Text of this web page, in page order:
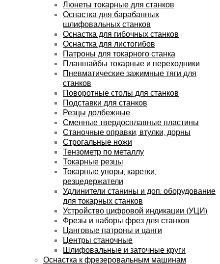
Люнеты токарные для станков
Оснастка для барабанных
шлифовальных станков
Оснастка для гибочных станков
Оснастка для листогибов
Патроны для токарного станка
Планшайбы токарные и переходники
Пневматические зажимные тяги для
станков
Поворотные столы для станков
Подставки для станков
Резцы долбежные
Сменные твердосплавные пластины
Станочные оправки, втулки, дорны
Строгальные ножи
Тензометр по металлу
Токарные резцы
Токарные упоры, каретки,
резцедержатели
Удлинители станины и доп. оборудование
для токарных станков
Устройство цифровой индикации (УЦИ)
Фрезы и наборы фрез для станков
Цанговые патроны и цанги
Центры станочные
Шлифовальные и заточные круги
Оснастка к фрезеровальным машинам